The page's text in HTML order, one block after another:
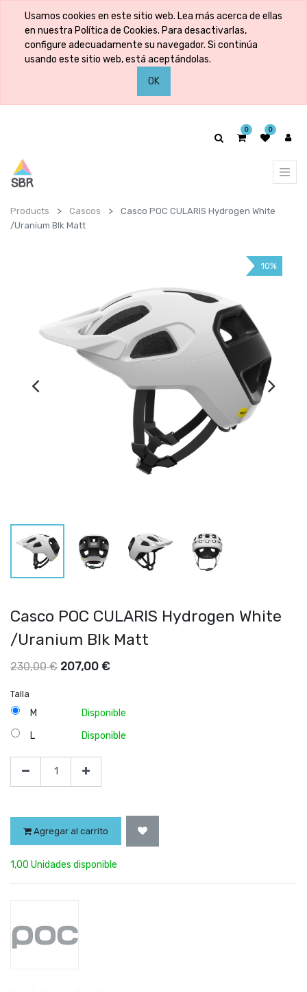
Usamos cookies en este sitio web. Lea más acerca de ellas
en nuestra Política de Cookies. Para desactivarlas,
configure adecuadamente su navegador. Si continúa
usando este sitio web, está aceptándolas.
OK
0 0
Products Cascos
Casco POC CULARIS Hydrogen White
/Uranium Blk Matt
10%
Casco POC CULARIS Hydrogen White
/Uranium Blk Matt
230,00€ 207,00 €
Talla
M
Disponible
L
Disponible
Agregar al carrito
1,00 Unidades disponible